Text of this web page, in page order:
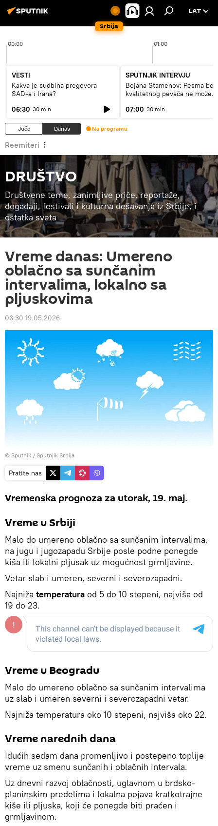
Srbija
LAT
00:00 01:00
VESTI
Kakva je sudbina pregovora
SAD-a i Irana?
06:30 30 min
SPUTNJIK INTERVJU
Bojana Stamenov: Pesma bez
kvalitetnog pevača ne može
07:00 30 min
Juče Danas Na programu
Reemiteri
DRUŠTVO
Društvene teme, zanimljive priče, reportaže,
događaji, festivali i kulturna dešavanja iz Srbije, i
ostatka sveta
Vreme danas: Umereno
oblačno sa sunčanim
intervalima, lokalno sa
pljuskovima
06:30 19.05.2026
© Sputnik / Sputnjik Srbija
Pratite nas
Vremenska prognoza za utorak, 19. maj.
Vreme u Srbiji
Malo do umereno oblačno sa sunčanim intervalima,
na jugu i jugozapadu Srbije posle podne ponegde
kiša ili lokalni pljusak uz mogućnost grmljavine.
Vetar slab i umeren, severni i severozapadni.
Najniža temperatura od 5 do 10 stepeni, najviša od
19 do 23.
Vreme u Beogradu
Malo do umereno oblačno sa sunčanim intervalima
uz slab i umeren severni i severozapadni vetar.
Najniža temperatura oko 10 stepeni, najviša oko 22.
Vreme narednih dana
Idućih sedam dana promenljivo i postepeno toplije
vreme uz smenu sunčanih i oblačnih intervala.
Uz dnevni razvoj oblačnosti, uglavnom u brdsko-
planinskim predelima i lokalna pojava kratkotrajne
kiše ili pljuska, koji će ponegde biti praćen i
grmljavinom.